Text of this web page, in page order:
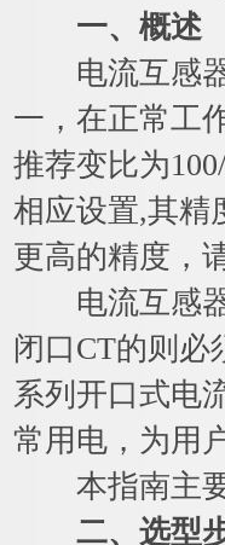
一、概述
电流互感器
一，在正常工
推荐变比为
相应设置,其精
更高的精度，
电流互感器
闭口CT的则
系列开口式电
常用电，为用
本指南主要
二、选型